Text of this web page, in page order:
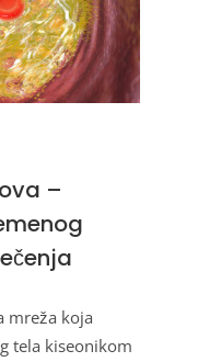
–
mreža koja
tela kiseonikom